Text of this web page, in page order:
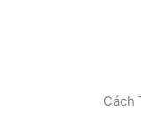
Cách